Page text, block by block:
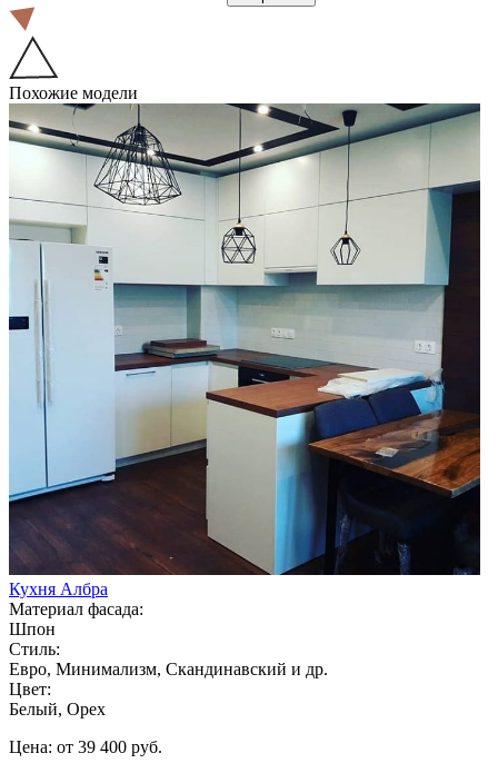
Похожие модели
Кухня Албра
Материал фасада:
Шпон
Стиль:
Евро, Минимализм, Скандинавский и др.
Цвет:
Белый, Орех
Цена: от 39 400 руб.